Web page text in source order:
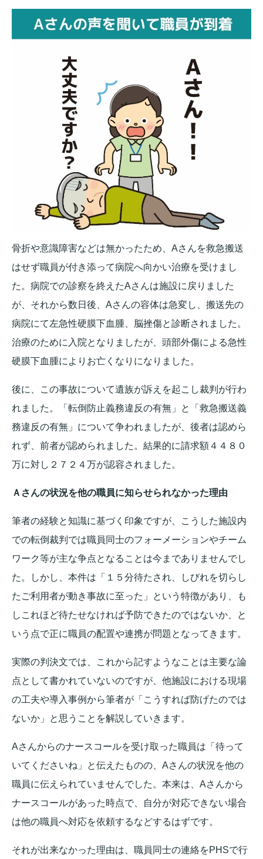
骨折や意識障害などは無かったため、Aさんを救急搬送
はせず職員が付き添って病院へ向かい治療を受けまし
た。病院での診察を終えたAさんは施設に戻りました
が、それから数日後、Aさんの容体は急変し、搬送先の
病院にて左急性硬膜下血腫、脳挫傷と診断されました。
治療のために入院となりましたが、頭部外傷による急性
硬膜下血腫によりお亡くなりになりました。
後に、この事故について遺族が訴えを起こし裁判が行わ
れました。「転倒防止義務違反の有無」と「救急搬送義
務違反の有無」について争われましたが、後者は認めら
れず、前者が認められました。結果的に請求額４４８０
万に対し２７２４万が認容されました。
Ａさんの状況を他の職員に知らせられなかった理由
筆者の経験と知識に基づく印象ですが、こうした施設内
での転倒裁判では職員同士のフォーメーションやチーム
ワーク等が主な争点となることは今までありませんでし
た。しかし、本件は「１５分待たされ、しびれを切らし
たご利用者が動き事故に至った」という特徴があり、も
しこれほど待たせなければ予防できたのではないか、と
いう点で正に職員の配置や連携が問題となってきます。
実際の判決文では、これから記すようなことは主要な論
点として書かれていないのですが、他施設における現場
の工夫や導入事例から筆者が「こうすれば防げたのでは
ないか」と思うことを解説していきます。
Aさんからのナースコールを受け取った職員は「待って
いてくださいね」と伝えたものの、Aさんの状況を他の
職員に伝えられていませんでした。本来は、Aさんから
ナースコールがあった時点で、自分が対応できない場合
は他の職員へ対応を依頼するなどするはずです。
それが出来なかった理由は、職員同士の連絡をPHSで行